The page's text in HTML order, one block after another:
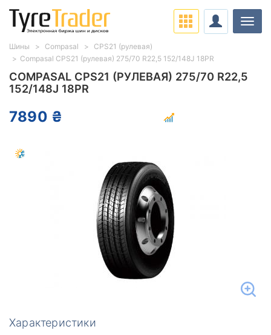
COMPASAL CPS21 (РУЛЕВАЯ) 275/70 R22,5
152/148J 18PR
7890 ₴
Характеристики
Шины Compasal
CPS21 (рулевая)
Compasal CPS21 (рулевая) 275/70 R22,5 152/148J 18PR